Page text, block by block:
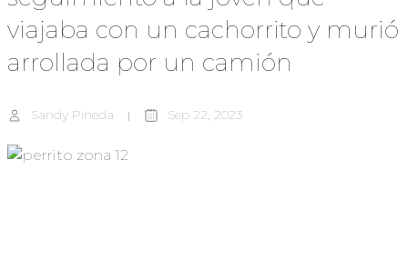
viajaba con un cachorrito y murió
arrollada por un camión
Sandy Pineda Sep 22, 2023